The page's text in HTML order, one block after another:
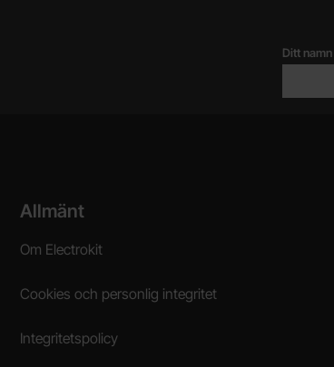
Ditt namn
Sidfot Blandad info och länkar
Allmänt
Om Electrokit
Cookies och personlig integritet
Integritetspolicy